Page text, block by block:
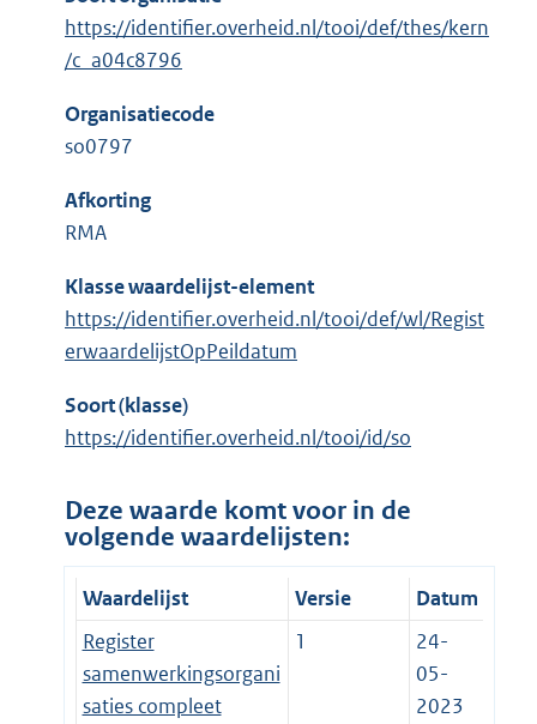
https://identifier.overheid.nl/tooi/def/thes/kern
/c_a04c8796
Organisatiecode
so0797
Afkorting
RMA
Klasse waardelijst-element
https://identifier.overheid.nl/tooi/def/wl/Regist
erwaardelijstOpPeildatum
Soort (klasse)
https://identifier.overheid.nl/tooi/id/so
Deze waarde komt voor in de
volgende waardelijsten:
Waardelijst Versie
Datum
Register
samenwerkingsorgani
saties compleet
1
24-
05-
2023